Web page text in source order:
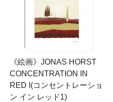
《絵画》JONAS HORST
CONCENTRATION IN
RED I(コンセントレーショ
ン イン レッド1)